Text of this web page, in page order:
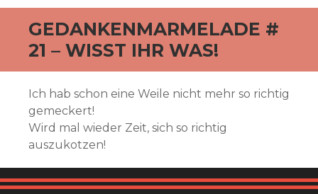
GEDANKENMARMELADE #
21 – WISST IHR WAS!
Ich hab schon eine Weile nicht mehr so richtig
gemeckert!
Wird mal wieder Zeit, sich so richtig
auszukotzen!